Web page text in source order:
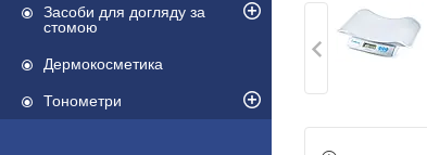
Засоби для догляду за
стомою
Дермокосметика
Тонометри